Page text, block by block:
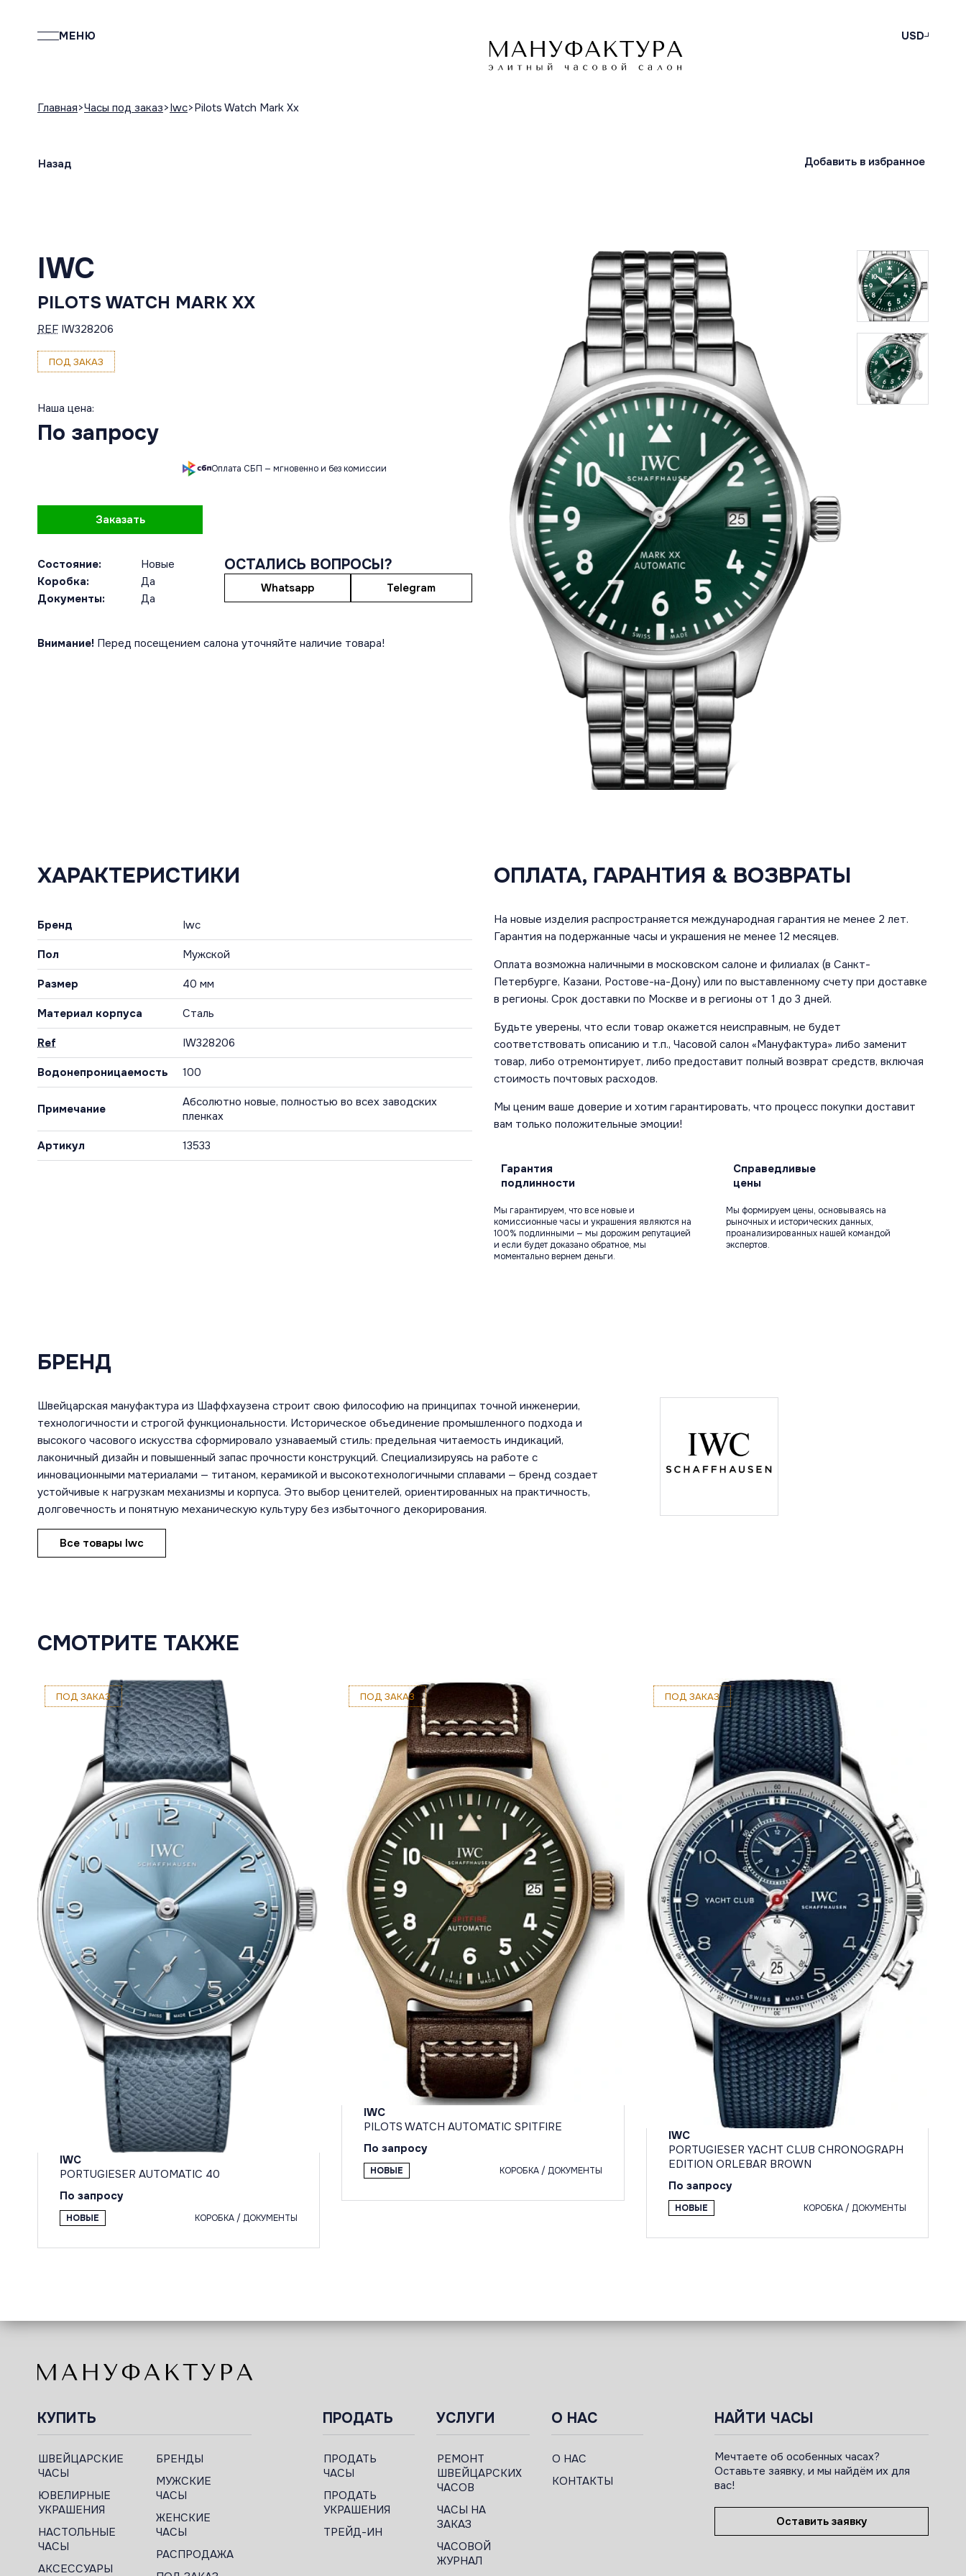
МЕНЮ USD
Главная Часы под заказ Iwc Pilots Watch Mark Xx
Назад Добавить в избранное
IWC
PILOTS WATCH MARK XX
REF IW328206
ПОД ЗАКАЗ
Наша цена:
По запросу
Оплата СБП — мгновенно и без комиссии
Заказать
Состояние:
Новые
Коробка:
Да
Документы:
Да
ОСТАЛИСЬ ВОПРОСЫ?
Whatsapp Telegram
Внимание! Перед посещением салона уточняйте наличие товара!
ХАРАКТЕРИСТИКИ
Бренд Iwc
Пол Мужской
Размер 40 мм
Материал корпуса Сталь
Ref IW328206
Водонепроницаемость 100
Примечание
Абсолютно новые, полностью во всех заводских
пленках
Артикул 13533
ОПЛАТА, ГАРАНТИЯ & ВОЗВРАТЫ
На новые изделия распространяется международная гарантия не менее 2 лет.
Гарантия на подержанные часы и украшения не менее 12 месяцев.
Оплата возможна наличными в московском салоне и филиалах (в Санкт-
Петербурге, Казани, Ростове-на-Дону) или по выставленному счету при доставке
в регионы. Срок доставки по Москве и в регионы от 1 до 3 дней.
Будьте уверены, что если товар окажется неисправным, не будет
соответствовать описанию и т.п., Часовой салон «Мануфактура» либо заменит
товар, либо отремонтирует, либо предоставит полный возврат средств, включая
стоимость почтовых расходов.
Мы ценим ваше доверие и хотим гарантировать, что процесс покупки доставит
вам только положительные эмоции!
Гарантия
подлинности
Мы гарантируем, что все новые и
комиссионные часы и украшения являются на
100% подлинными — мы дорожим репутацией
и если будет доказано обратное, мы
моментально вернем деньги.
Справедливые
цены
Мы формируем цены, основываясь на
рыночных и исторических данных,
проанализированных нашей командой
экспертов.
БРЕНД
Швейцарская мануфактура из Шаффхаузена строит свою философию на принципах точной инженерии,
технологичности и строгой функциональности. Историческое объединение промышленного подхода и
высокого часового искусства сформировало узнаваемый стиль: предельная читаемость индикаций,
лаконичный дизайн и повышенный запас прочности конструкций. Специализируясь на работе с
инновационными материалами — титаном, керамикой и высокотехнологичными сплавами — бренд создает
устойчивые к нагрузкам механизмы и корпуса. Это выбор ценителей, ориентированных на практичность,
долговечность и понятную механическую культуру без избыточного декорирования.
Все товары Iwc
СМОТРИТЕ ТАКЖЕ
ПОД ЗАКАЗ
IWC
PORTUGIESER AUTOMATIC 40
По запросу
НОВЫЕ КОРОБКА / ДОКУМЕНТЫ
ПОД ЗАКАЗ
IWC
PILOTS WATCH AUTOMATIC SPITFIRE
По запросу
НОВЫЕ КОРОБКА / ДОКУМЕНТЫ
ПОД ЗАКАЗ
IWC
PORTUGIESER YACHT CLUB CHRONOGRAPH
EDITION ORLEBAR BROWN
По запросу
НОВЫЕ КОРОБКА / ДОКУМЕНТЫ
КУПИТЬ
ШВЕЙЦАРСКИЕ
ЧАСЫ
ЮВЕЛИРНЫЕ
УКРАШЕНИЯ
НАСТОЛЬНЫЕ
ЧАСЫ
АКСЕССУАРЫ
БРЕНДЫ
МУЖСКИЕ
ЧАСЫ
ЖЕНСКИЕ
ЧАСЫ
РАСПРОДАЖА
ПРОДАТЬ
ПРОДАТЬ
ЧАСЫ
ПРОДАТЬ
УКРАШЕНИЯ
ТРЕЙД-ИН
УСЛУГИ
РЕМОНТ
ШВЕЙЦАРСКИХ
ЧАСОВ
ЧАСЫ НА
ЗАКАЗ
ЧАСОВОЙ
ЖУРНАЛ
О НАС
О НАС
КОНТАКТЫ
НАЙТИ ЧАСЫ
Мечтаете об особенных часах?
Оставьте заявку, и мы найдём их для
вас!
Оставить заявку